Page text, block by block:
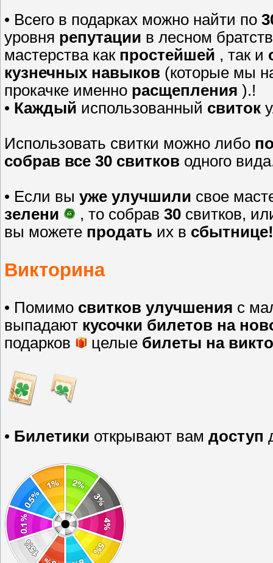
• Всего в подарках можно найти по
уровня репутации в лесном
мастерства как простейшей , так и
кузнечных навыков (которые мы
прокачке именно расщепления ).!
• Каждый использованный свиток
Использовать свитки можно либо
собрав все 30 свитков одного
• Если вы уже улучшили свое
зелени
, то собрав 30 свитков,
вы можете продать их в сбытнице!
Викторина
• Помимо свитков улучшения с
выпадают кусочки билетов на
подарков
целые билеты на
• Билетики открывают вам доступ